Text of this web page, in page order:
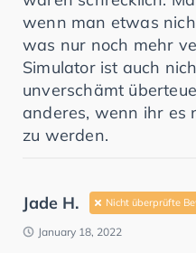
wenn man etwas
was nur noch mehr
Simulator ist auch
unverschämt
anderes, wenn ihr es
zu werden.
Jade H. Nicht überprüfte
January 18, 2022